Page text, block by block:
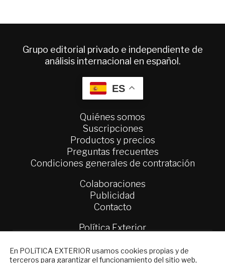
Grupo editorial privado e independiente de
análisis internacional en español.
ES
Quiénes somos
Suscripciones
Productos y precios
Preguntas frecuentes
Condiciones generales de contratación
Colaboraciones
Publicidad
Contacto
Política Exterior
Afkar/Ideas
En POLíTICA EXTERIOR usamos cookies propias y de
terceros para garantizar el funcionamiento del sitio web,
NEWSLETTER